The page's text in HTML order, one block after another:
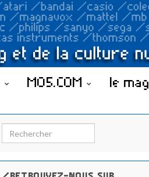
MO5.COM le mag
Search for: